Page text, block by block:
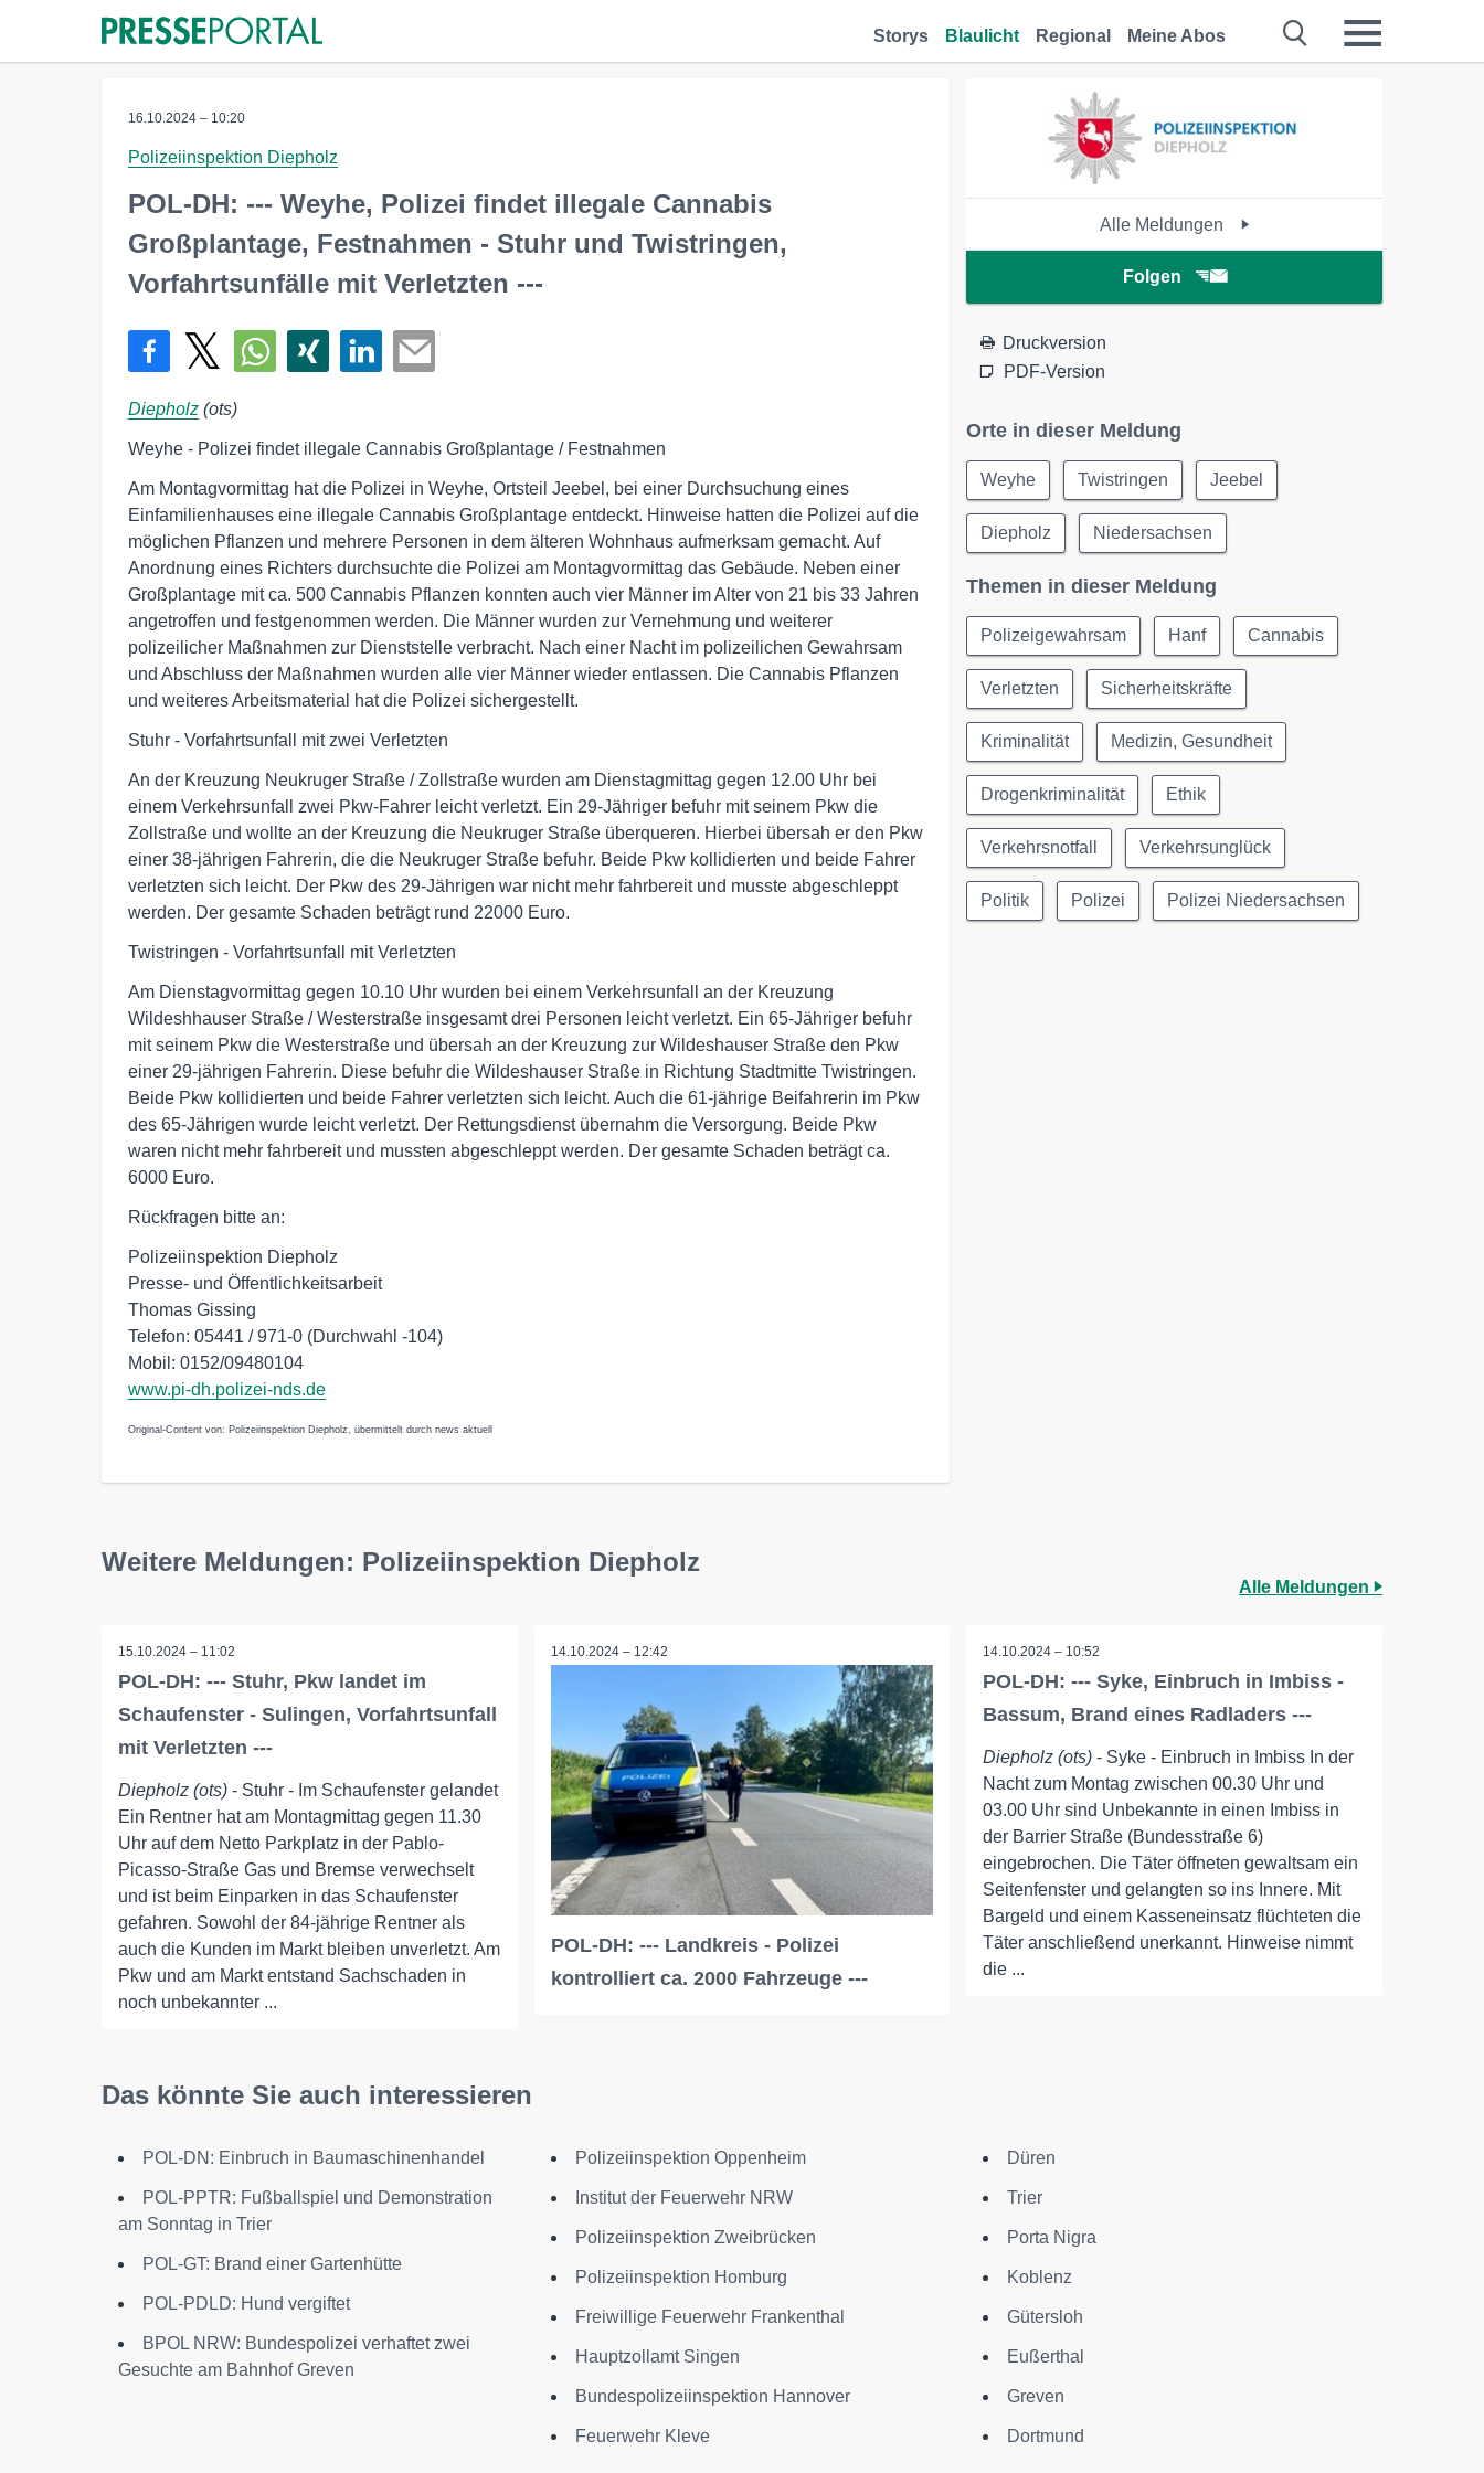
Storys Blaulicht Regional Meine Abos
16.10.2024 – 10:20
Polizeiinspektion Diepholz
POL-DH: --- Weyhe, Polizei findet illegale Cannabis
Großplantage, Festnahmen - Stuhr und Twistringen,
Vorfahrtsunfälle mit Verletzten ---
Diepholz (ots)
Weyhe - Polizei findet illegale Cannabis Großplantage / Festnahmen
Am Montagvormittag hat die Polizei in Weyhe, Ortsteil Jeebel, bei einer Durchsuchung eines
Einfamilienhauses eine illegale Cannabis Großplantage entdeckt. Hinweise hatten die Polizei auf die
möglichen Pflanzen und mehrere Personen in dem älteren Wohnhaus aufmerksam gemacht. Auf
Anordnung eines Richters durchsuchte die Polizei am Montagvormittag das Gebäude. Neben einer
Großplantage mit ca. 500 Cannabis Pflanzen konnten auch vier Männer im Alter von 21 bis 33 Jahren
angetroffen und festgenommen werden. Die Männer wurden zur Vernehmung und weiterer
polizeilicher Maßnahmen zur Dienststelle verbracht. Nach einer Nacht im polizeilichen Gewahrsam
und Abschluss der Maßnahmen wurden alle vier Männer wieder entlassen. Die Cannabis Pflanzen
und weiteres Arbeitsmaterial hat die Polizei sichergestellt.
Stuhr - Vorfahrtsunfall mit zwei Verletzten
An der Kreuzung Neukruger Straße / Zollstraße wurden am Dienstagmittag gegen 12.00 Uhr bei
einem Verkehrsunfall zwei Pkw-Fahrer leicht verletzt. Ein 29-Jähriger befuhr mit seinem Pkw die
Zollstraße und wollte an der Kreuzung die Neukruger Straße überqueren. Hierbei übersah er den Pkw
einer 38-jährigen Fahrerin, die die Neukruger Straße befuhr. Beide Pkw kollidierten und beide Fahrer
verletzten sich leicht. Der Pkw des 29-Jährigen war nicht mehr fahrbereit und musste abgeschleppt
werden. Der gesamte Schaden beträgt rund 22000 Euro.
Twistringen - Vorfahrtsunfall mit Verletzten
Am Dienstagvormittag gegen 10.10 Uhr wurden bei einem Verkehrsunfall an der Kreuzung
Wildeshhauser Straße / Westerstraße insgesamt drei Personen leicht verletzt. Ein 65-Jähriger befuhr
mit seinem Pkw die Westerstraße und übersah an der Kreuzung zur Wildeshauser Straße den Pkw
einer 29-jährigen Fahrerin. Diese befuhr die Wildeshauser Straße in Richtung Stadtmitte Twistringen.
Beide Pkw kollidierten und beide Fahrer verletzten sich leicht. Auch die 61-jährige Beifahrerin im Pkw
des 65-Jährigen wurde leicht verletzt. Der Rettungsdienst übernahm die Versorgung. Beide Pkw
waren nicht mehr fahrbereit und mussten abgeschleppt werden. Der gesamte Schaden beträgt ca.
6000 Euro.
Rückfragen bitte an:
Polizeiinspektion Diepholz
Presse- und Öffentlichkeitsarbeit
Thomas Gissing
Telefon: 05441 / 971-0 (Durchwahl -104)
Mobil: 0152/09480104
www.pi-dh.polizei-nds.de
Original-Content von: Polizeiinspektion Diepholz, übermittelt durch news aktuell
Alle Meldungen
Folgen
Druckversion
PDF-Version
Orte in dieser Meldung
Weyhe Twistringen Jeebel
Diepholz Niedersachsen
Themen in dieser Meldung
Polizeigewahrsam Hanf Cannabis
Verletzten Sicherheitskräfte
Kriminalität Medizin, Gesundheit
Drogenkriminalität Ethik
Verkehrsnotfall Verkehrsunglück
Politik Polizei Polizei Niedersachsen
Weitere Meldungen: Polizeiinspektion Diepholz
Alle Meldungen
15.10.2024 – 11:02
POL-DH: --- Stuhr, Pkw landet im
Schaufenster - Sulingen, Vorfahrtsunfall
mit Verletzten ---
Diepholz (ots) - Stuhr - Im Schaufenster gelandet
Ein Rentner hat am Montagmittag gegen 11.30
Uhr auf dem Netto Parkplatz in der Pablo-
Picasso-Straße Gas und Bremse verwechselt
und ist beim Einparken in das Schaufenster
gefahren. Sowohl der 84-jährige Rentner als
auch die Kunden im Markt bleiben unverletzt. Am
Pkw und am Markt entstand Sachschaden in
noch unbekannter ...
14.10.2024 – 12:42
POL-DH: --- Landkreis - Polizei
kontrolliert ca. 2000 Fahrzeuge ---
14.10.2024 – 10:52
POL-DH: --- Syke, Einbruch in Imbiss -
Bassum, Brand eines Radladers ---
Diepholz (ots) - Syke - Einbruch in Imbiss In der
Nacht zum Montag zwischen 00.30 Uhr und
03.00 Uhr sind Unbekannte in einen Imbiss in
der Barrier Straße (Bundesstraße 6)
eingebrochen. Die Täter öffneten gewaltsam ein
Seitenfenster und gelangten so ins Innere. Mit
Bargeld und einem Kasseneinsatz flüchteten die
Täter anschließend unerkannt. Hinweise nimmt
die ...
Das könnte Sie auch interessieren
POL-DN: Einbruch in Baumaschinenhandel
POL-PPTR: Fußballspiel und Demonstration
am Sonntag in Trier
POL-GT: Brand einer Gartenhütte
POL-PDLD: Hund vergiftet
BPOL NRW: Bundespolizei verhaftet zwei
Gesuchte am Bahnhof Greven
Polizeiinspektion Oppenheim
Institut der Feuerwehr NRW
Polizeiinspektion Zweibrücken
Polizeiinspektion Homburg
Freiwillige Feuerwehr Frankenthal
Hauptzollamt Singen
Bundespolizeiinspektion Hannover
Feuerwehr Kleve
Düren
Trier
Porta Nigra
Koblenz
Gütersloh
Eußerthal
Greven
Dortmund